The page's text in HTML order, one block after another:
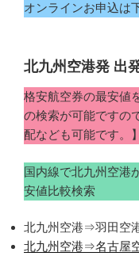
オンラインお申込は
北九州空港発 出
格安航空券の最安値
の検索が可能ですの
配なども可能です。】
国内線で北九州空港
安値比較検索
北九州空港⇒羽田空
北九州空港⇒名古屋